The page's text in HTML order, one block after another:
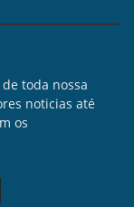
toda nossa
noticias até
os